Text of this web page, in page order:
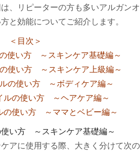
、リピーターの方も多いアルガンオ
と効能についてご紹介します。
＜目次＞
使い方 ～スキンケア基礎編～
使い方 ～スキンケア上級編～
の使い方 ～ボディケア編～
ルの使い方 ～ヘアケア編～
の使い方 ～ママとベビー編～
い方 ～スキンケア基礎編～
アに使用する際、大きく分けて次の